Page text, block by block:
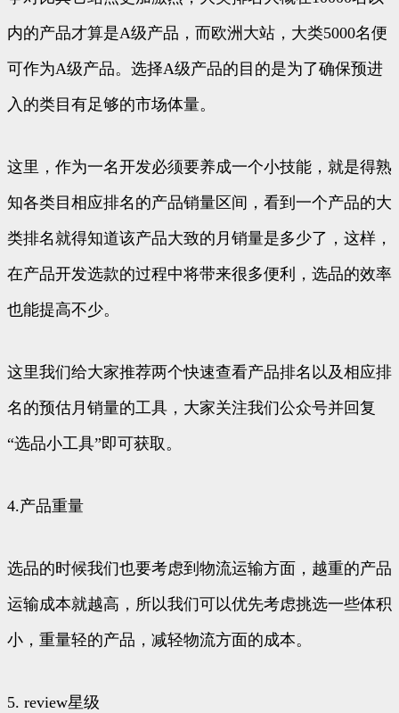
内的产品才算是A级产品，而欧洲大站，大类5000名便
可作为A级产品。选择A级产品的目的是为了确保预进
入的类目有足够的市场体量。
这里，作为一名开发必须要养成一个小技能，就是得熟
知各类目相应排名的产品销量区间，看到一个产品的大
类排名就得知道该产品大致的月销量是多少了，这样，
在产品开发选款的过程中将带来很多便利，选品的效率
也能提高不少。
这里我们给大家推荐两个快速查看产品排名以及相应排
名的预估月销量的工具，大家关注我们公众号并回复
“选品小工具”即可获取。
4.产品重量
选品的时候我们也要考虑到物流运输方面，越重的产品
运输成本就越高，所以我们可以优先考虑挑选一些体积
小，重量轻的产品，减轻物流方面的成本。
5. review星级